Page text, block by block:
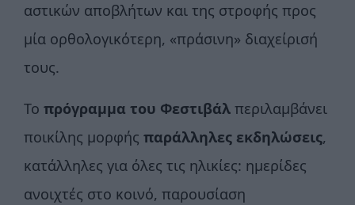
αστικών αποβλήτων και της στροφής προς
μία ορθολογικότερη, «πράσινη» διαχείρισή
τους.
Το πρόγραμμα του Φεστιβάλ περιλαμβάνει
ποικίλης μορφής παράλληλες εκδηλώσεις,
κατάλληλες για όλες τις ηλικίες: ημερίδες
ανοιχτές στο κοινό, παρουσίαση